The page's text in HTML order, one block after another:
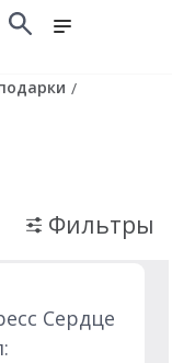
/
Фильтры
Сердце